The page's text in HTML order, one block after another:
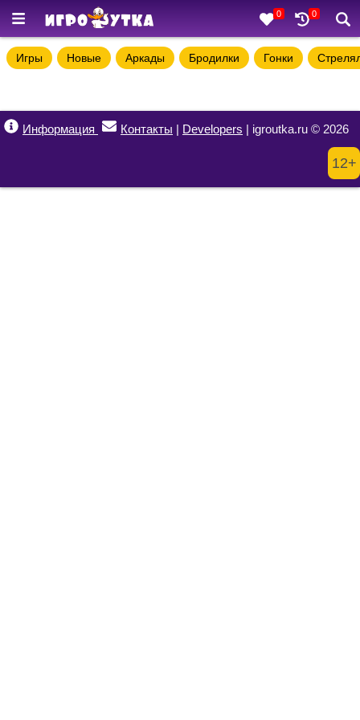
0 0
Игры Новые Аркады Бродилки Гонки
Информация Контакты | Developers | igroutka.ru © 2026
12+